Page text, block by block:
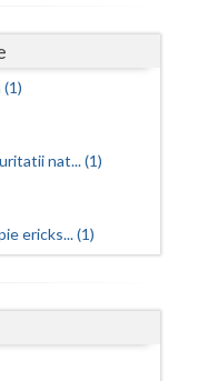
pentru... (1)
vederea... (1)
e... (1)
ang... (1)
obt... (1)
obt... (1)
nat... (1)
ericks... (1)